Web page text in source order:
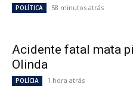
POLÍTICA 58 minutos atrás
Acidente fatal mata
Olinda
POLÍCIA 1 hora atrás